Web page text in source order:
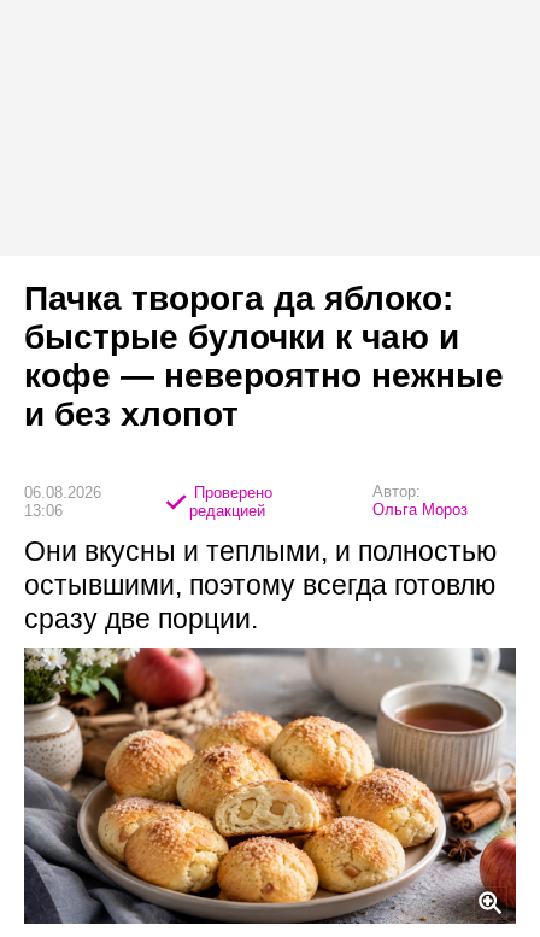
Пачка творога да яблоко:
быстрые булочки к чаю и
кофе — невероятно нежные
и без хлопот
06.08.2026
13:06
Проверено
редакцией
Автор:
Ольга Мороз
Они вкусны и теплыми, и полностью
остывшими, поэтому всегда готовлю
сразу две порции.